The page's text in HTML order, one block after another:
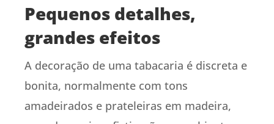
Pequenos detalhes,
grandes efeitos
A decoração de uma tabacaria é discreta e
bonita, normalmente com tons
amadeirados e prateleiras em madeira,